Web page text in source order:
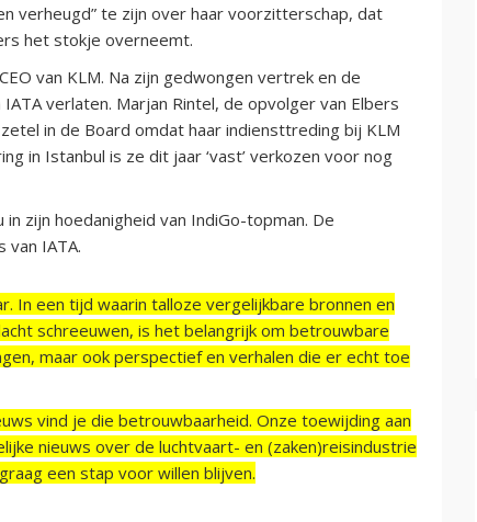
verheugd” te zijn over haar voorzitterschap, dat
het stokje overneemt.
van KLM. Na zijn gedwongen vertrek en de
verlaten. Marjan Rintel, de opvolger van Elbers
in de Board omdat haar indiensttreding bij KLM
in Istanbul is ze dit jaar ‘vast’ verkozen voor nog
zijn hoedanigheid van IndiGo-topman. De
van IATA.
In een tijd waarin talloze vergelijkbare bronnen en
schreeuwen, is het belangrijk om betrouwbare
maar ook perspectief en verhalen die er echt toe
vind je die betrouwbaarheid. Onze toewijding aan
nieuws over de luchtvaart- en (zaken)reisindustrie
een stap voor willen blijven.